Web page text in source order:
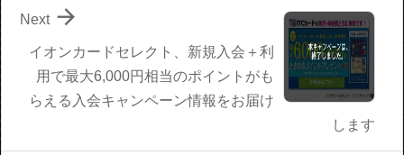
イオンカードセレクト、新規入会＋利
用で最大6,000円相当のポイントがも
らえる入会キャンペーン情報をお届け
します

Next